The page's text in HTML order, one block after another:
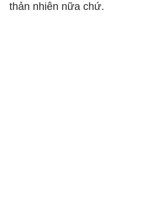
thản nhiên nữa chứ.